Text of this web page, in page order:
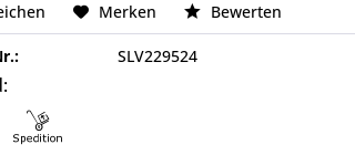
Merken Bewerten
SLV229524